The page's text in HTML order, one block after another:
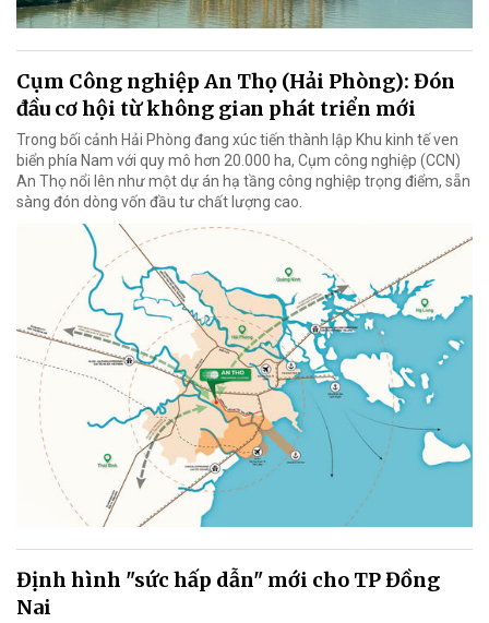
Cụm Công nghiệp An Thọ (Hải Phòng): Đón
đầu cơ hội từ không gian phát triển mới
Trong bối cảnh Hải Phòng đang xúc tiến thành lập Khu kinh tế ven
biển phía Nam với quy mô hơn 20.000 ha, Cụm công nghiệp (CCN)
An Thọ nổi lên như một dự án hạ tầng công nghiệp trọng điểm, sẵn
sàng đón dòng vốn đầu tư chất lượng cao.
Định hình "sức hấp dẫn" mới cho TP Đồng
Nai